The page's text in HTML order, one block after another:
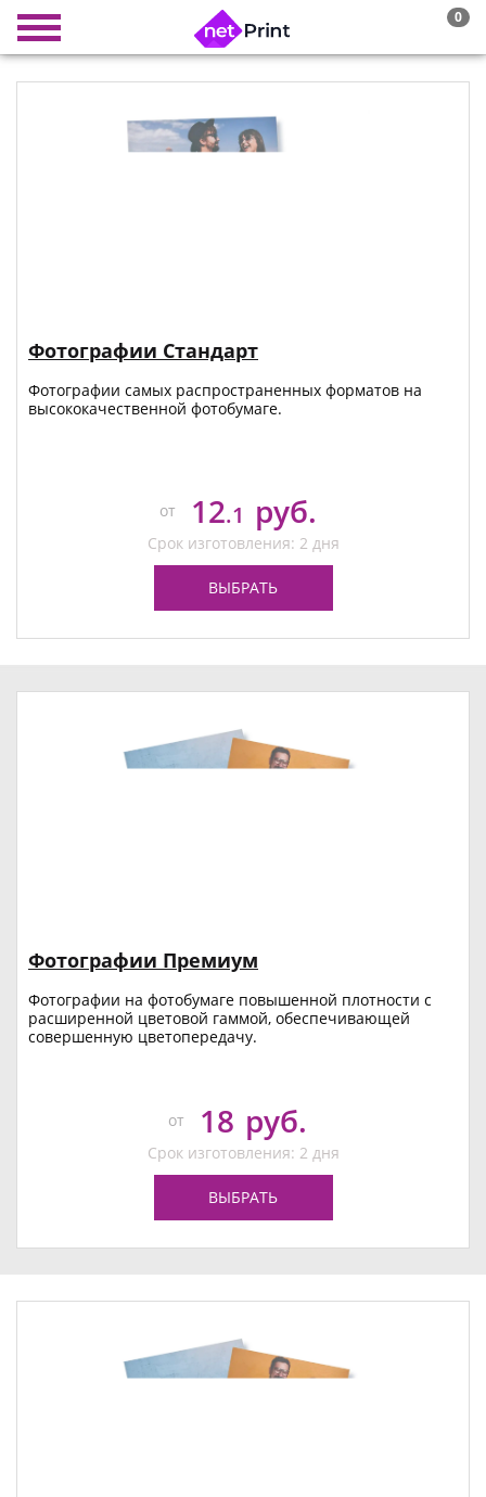
0
Фотографии Стандарт
Фотографии самых распространенных форматов на
высококачественной фотобумаге.
от 12.1 руб.
Срок изготовления: 2 дня
ВЫБРАТЬ
Фотографии Премиум
Фотографии на фотобумаге повышенной плотности с
расширенной цветовой гаммой, обеспечивающей
совершенную цветопередачу.
от 18 руб.
Срок изготовления: 2 дня
ВЫБРАТЬ